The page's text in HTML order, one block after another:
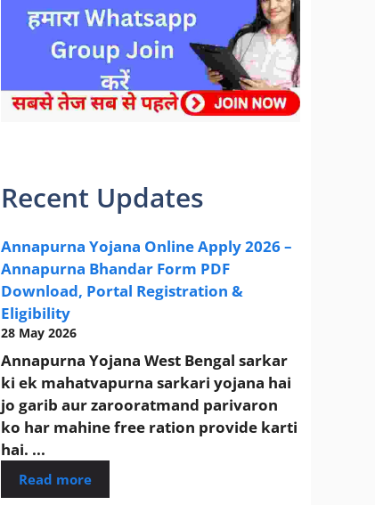
Recent Updates
Annapurna Yojana Online Apply 2026 –
Annapurna Bhandar Form PDF
Download, Portal Registration &
Eligibility
28 May 2026
Annapurna Yojana West Bengal sarkar
ki ek mahatvapurna sarkari yojana hai
jo garib aur zarooratmand parivaron
ko har mahine free ration provide karti
hai. ...
Read more